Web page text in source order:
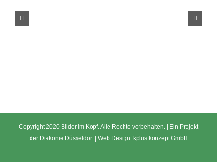
Copyright 2020 Bilder im Kopf. Alle Rechte vorbehalten. | Ein Projekt
der Diakonie Düsseldorf | Web Design: kplus konzept GmbH